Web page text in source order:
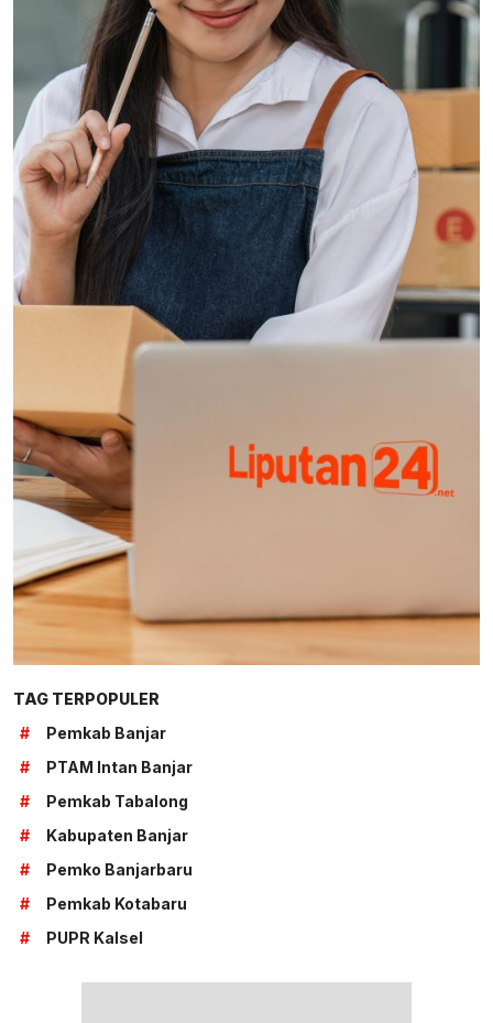
TAG TERPOPULER
#
Pemkab Banjar
#
PTAM Intan Banjar
#
Pemkab Tabalong
#
Kabupaten Banjar
#
Pemko Banjarbaru
#
Pemkab Kotabaru
#
PUPR Kalsel